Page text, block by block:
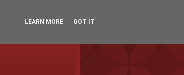
LEARN MORE GOT IT